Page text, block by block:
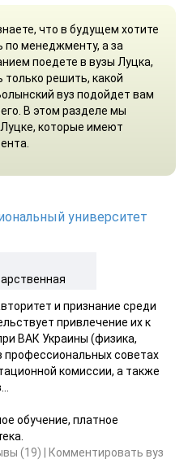
что в будущем хотите
по менеджменту, а за
поедете в вузы Луцка,
только решить, какой
вуз подойдет вам
В этом разделе мы
которые имеют
университет
и признание среди
привлечение их к
ВАК Украины (физика,
профессиональных советах
комиссии, а также
обучение, платное
(19)
Комментировать вуз